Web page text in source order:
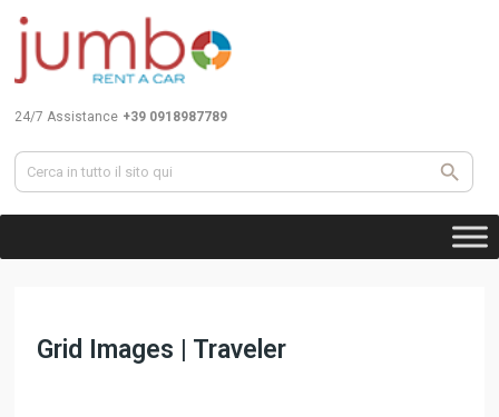
24/7 Assistance +39 0918987789
Grid Images | Traveler